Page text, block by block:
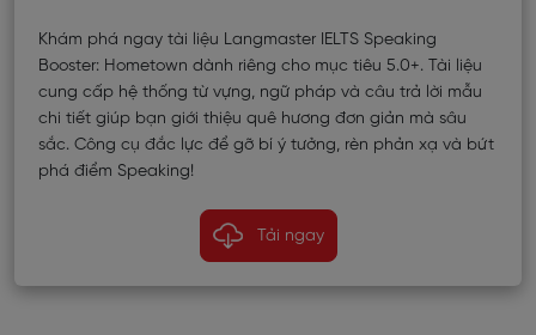
Khám phá ngay tài liệu Langmaster IELTS Speaking
Booster: Hometown dành riêng cho mục tiêu 5.0+. Tài liệu
cung cấp hệ thống từ vựng, ngữ pháp và câu trả lời mẫu
chi tiết giúp bạn giới thiệu quê hương đơn giản mà sâu
sắc. Công cụ đắc lực để gỡ bí ý tưởng, rèn phản xạ và bứt
phá điểm Speaking!
Tải ngay